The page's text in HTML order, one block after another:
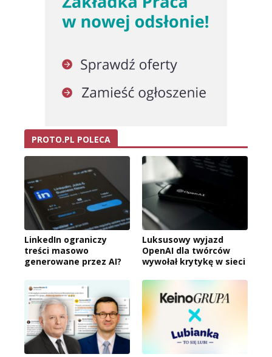
PROTO.PL POLECA
LinkedIn ograniczy
treści masowo
generowane przez AI?
Luksusowy wyjazd
OpenAI dla twórców
wywołał krytykę w sieci